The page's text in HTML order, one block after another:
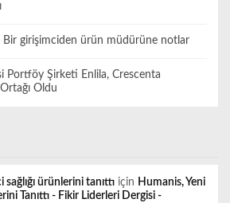
Bir girişimciden ürün müdürüne notlar
Portföy Şirketi Enlila, Crescenta
Oldu
ürünlerini tanıttı için Humanis, Yeni
Tanıttı - Fikir Liderleri Dergisi -